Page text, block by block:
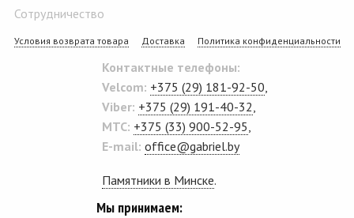
Сотрудничество
Условия возврата товара Доставка Политика конфиденциальности
Контактные телефоны:
Velcom: +375 (29) 181-92-50
Viber: +375 (29) 191-40-32
MTC: +375 (33) 900-52-95
E-mail: office@gabriel.by
Памятники в Минске.
Мы принимаем: